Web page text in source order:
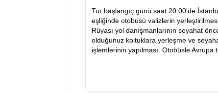
Tur başlangıç günü saat 20.00’de
eşliğinde otobüsü valizlerin
Rüyası yol danışmanlarının seyahat
olduğunuz koltuklara yerleşme ve
işlemlerinin yapılması. Otobüsle